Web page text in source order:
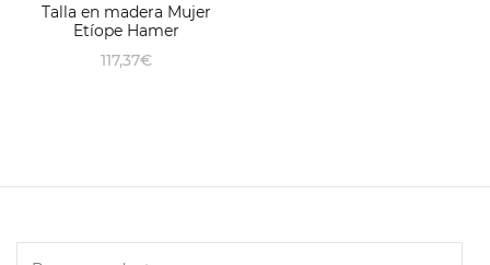
Talla en madera Mujer
Etíope Hamer
117,37€